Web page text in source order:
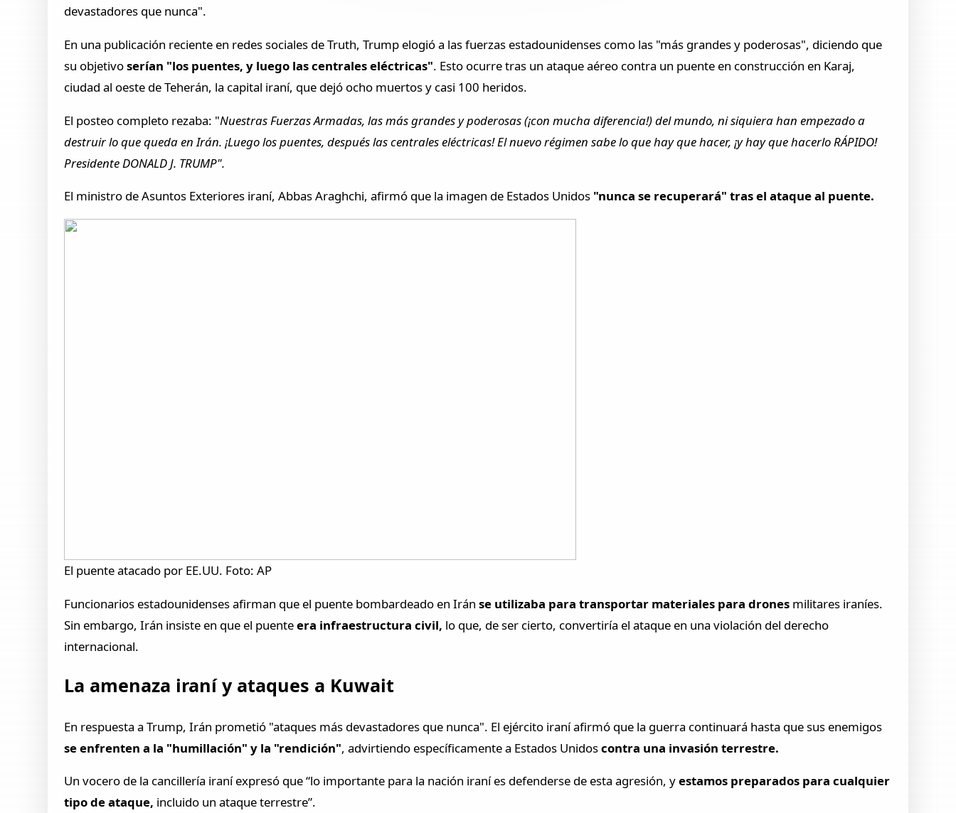
devastadores que nunca".
En una publicación reciente en redes sociales de Truth, Trump elogió a las fuerzas estadounidenses como las "más grandes y poderosas", diciendo que
su objetivoserían "los puentes, y luego las centrales eléctricas". Esto ocurre tras un ataque aéreo contra un puente en construcción en Karaj,
ciudad al oeste de Teherán, la capital iraní, que dejó ocho muertos y casi 100 heridos.
El posteo completo rezaba: "Nuestras Fuerzas Armadas, las más grandes y poderosas (¡con mucha diferencia!) del mundo, ni siquiera han empezado a
destruir lo que queda en Irán. ¡Luego los puentes, después las centrales eléctricas! El nuevo régimen sabe lo que hay que hacer, ¡y hay que hacerlo RÁPIDO!
Presidente DONALD J. TRUMP".
El ministro de Asuntos Exteriores iraní, Abbas Araghchi, afirmó que la imagen de Estados Unidos "nunca se recuperará" tras el ataque al puente.
El puente atacado por EE.UU. Foto: AP
Funcionarios estadounidenses afirman que el puente bombardeado en Iránse utilizaba para transportar materiales para drones militares iraníes.
Sin embargo, Irán insiste en que el puenteera infraestructura civil, lo que, de ser cierto, convertiría el ataque en una violación del derecho
internacional.
La amenaza iraní y ataques a Kuwait
En respuesta a Trump, Irán prometió "ataques más devastadores que nunca". El ejército iraní afirmó que la guerra continuará hasta que sus enemigos
se enfrenten a la "humillación" y la "rendición", advirtiendo específicamente a Estados Unidoscontra una invasión terrestre.
Un vocero de la cancillería iraní expresó que “lo importante para la nación iraní es defenderse de esta agresión, yestamos preparados para cualquier
tipo de ataque, incluido un ataque terrestre”.